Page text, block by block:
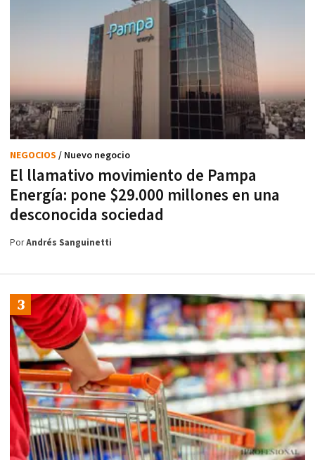
El llamativo movimiento de Pampa
Energía: pone $29.000 millones en una
desconocida sociedad
NEGOCIOS / Nuevo negocio
PorAndrés Sanguinetti